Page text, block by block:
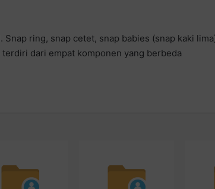
Snap ring, snap cetet, snap babies (snap kaki
dari empat komponen yang berbeda